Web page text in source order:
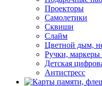
Проекторы
Самолетики
Сквиши
Слайм
Цветной дым,
Ручки,
Детская
Антистресс